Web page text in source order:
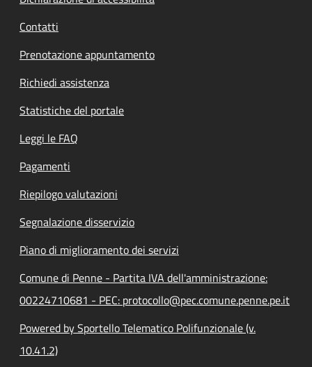
Contatti
Prenotazione appuntamento
Richiedi assistenza
Statistiche del portale
Leggi le FAQ
Pagamenti
Riepilogo valutazioni
Segnalazione disservizio
Piano di miglioramento dei servizi
Comune di Penne - Partita IVA dell'amministrazione:
00224710681 - PEC: protocollo@pec.comune.penne.pe.it
Powered by Sportello Telematico Polifunzionale (v.
10.41.2)